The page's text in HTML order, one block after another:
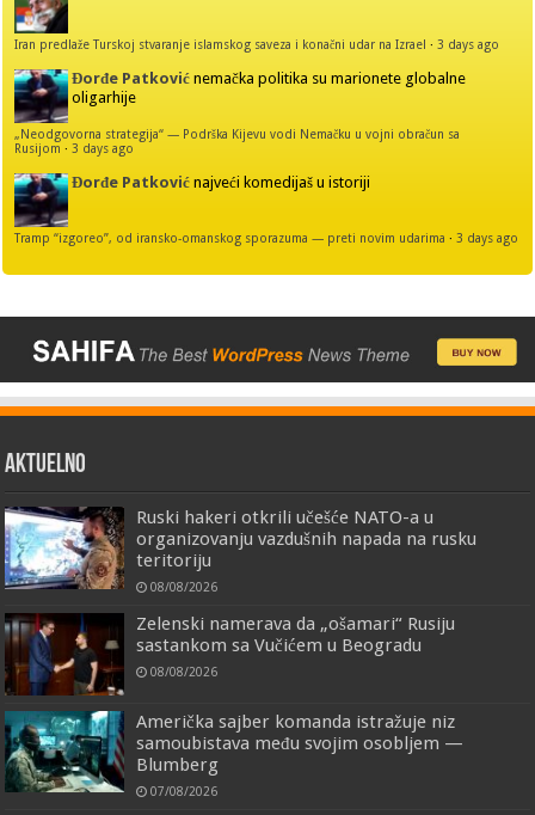
Iran predlaže Turskoj stvaranje islamskog saveza i konačni udar na Izrael ·3 days ago
Đorđe Patković nemačka politika su marionete globalne
oligarhije
„Neodgovorna strategija“ — Podrška Kijevu vodi Nemačku u vojni obračun sa
Rusijom ·3 days ago
Đorđe Patković najveći komedijaš u istoriji
Tramp “izgoreo”, od iransko-omanskog sporazuma — preti novim udarima ·3 days ago
AKTUELNO
Ruski hakeri otkrili učešće NATO-a u
organizovanju vazdušnih napada na rusku
teritoriju
08/08/2026
Zelenski namerava da „ošamari“ Rusiju
sastankom sa Vučićem u Beogradu
08/08/2026
Američka sajber komanda istražuje niz
samoubistava među svojim osobljem —
Blumberg
07/08/2026